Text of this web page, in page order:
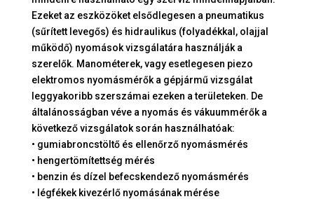
Ezeket az eszközöket elsődlegesen a pneumatikus
(sűrített levegős) és hidraulikus (folyadékkal, olajjal
működő) nyomások vizsgálatára használják a
szerelők. Manométerek, vagy esetlegesen piezo
elektromos nyomásmérők a gépjármű vizsgálat
leggyakoribb szerszámai ezeken a területeken. De
általánosságban véve a nyomás és vákuummérők a
következő vizsgálatok során használhatóak:
• gumiabroncstöltő és ellenőrző nyomásmérés
• hengertömítettség mérés
• benzin és dízel befecskendező nyomásmérés
• légfékek kivezérlő nyomásának mérése